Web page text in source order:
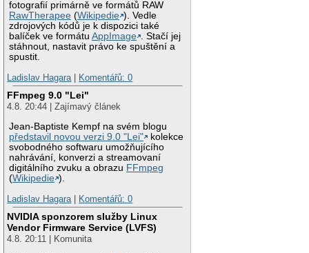
fotografií primárně ve formátů RAW
RawTherapee (Wikipedie ). Vedle
zdrojových kódů je k dispozici také
balíček ve formátuAppImage . Stačí jej
stáhnout, nastavit právo ke spuštění a
spustit.
Ladislav Hagara
Komentářů: 0
FFmpeg 9.0 "Lei"
4.8. 20:44 | Zajímavý článek
Jean-Baptiste Kempf na svém blogu
představil novou verzi 9.0 "Lei"
kolekce
svobodného softwaru umožňujícího
nahrávání, konverzi a streamovaní
digitálního zvuku a obrazu FFmpeg
(Wikipedie ).
Ladislav Hagara
Komentářů: 0
NVIDIA sponzorem služby Linux
Vendor Firmware Service (LVFS)
4.8. 20:11 | Komunita